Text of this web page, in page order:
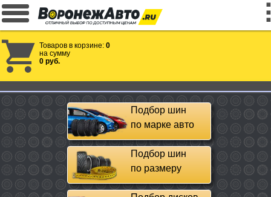
Товаров в корзине: 0
на сумму
0 руб.
Подбор шин
по марке авто
Подбор шин
по размеру